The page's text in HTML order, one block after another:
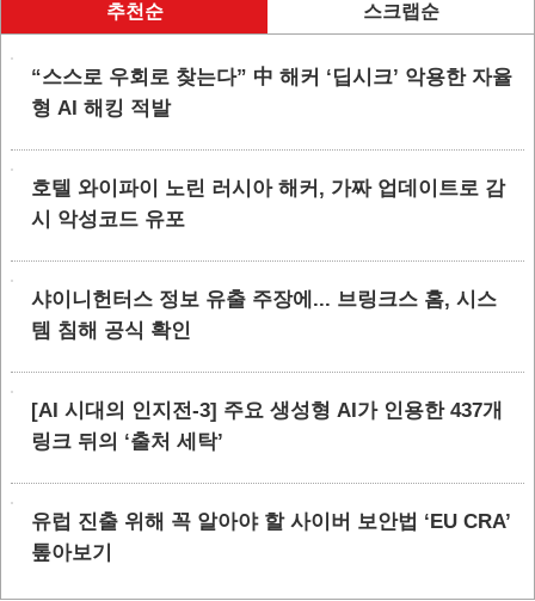
추천순 스크랩순
“스스로 우회로 찾는다” 中 해커 ‘딥시크’ 악용한 자율
형 AI 해킹 적발
호텔 와이파이 노린 러시아 해커, 가짜 업데이트로 감
시 악성코드 유포
샤이니헌터스 정보 유출 주장에... 브링크스 홈, 시스
템 침해 공식 확인
[AI 시대의 인지전-3] 주요 생성형 AI가 인용한 437개
링크 뒤의 ‘출처 세탁’
유럽 진출 위해 꼭 알아야 할 사이버 보안법 ‘EU CRA’
톺아보기